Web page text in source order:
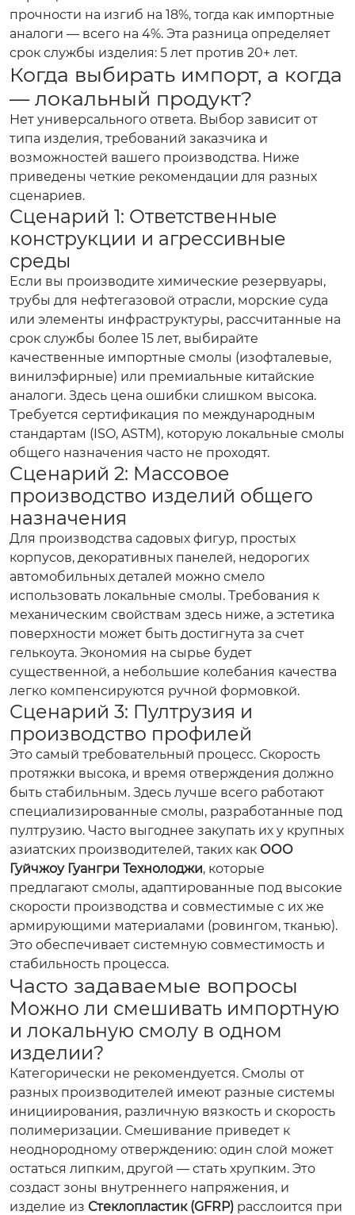
прочности на изгиб на 18%, тогда как импортные
аналоги — всего на 4%. Эта разница определяет
срок службы изделия: 5 лет против 20+ лет.
Когда выбирать импорт, а когда
— локальный продукт?
Нет универсального ответа. Выбор зависит от
типа изделия, требований заказчика и
возможностей вашего производства. Ниже
приведены четкие рекомендации для разных
сценариев.
Сценарий 1: Ответственные
конструкции и агрессивные
среды
Если вы производите химические резервуары,
трубы для нефтегазовой отрасли, морские суда
или элементы инфраструктуры, рассчитанные на
срок службы более 15 лет, выбирайте
качественные импортные смолы (изофталевые,
винилэфирные) или премиальные китайские
аналоги. Здесь цена ошибки слишком высока.
Требуется сертификация по международным
стандартам (ISO, ASTM), которую локальные смолы
общего назначения часто не проходят.
Сценарий 2: Массовое
производство изделий общего
назначения
Для производства садовых фигур, простых
корпусов, декоративных панелей, недорогих
автомобильных деталей можно смело
использовать локальные смолы. Требования к
механическим свойствам здесь ниже, а эстетика
поверхности может быть достигнута за счет
гелькоута. Экономия на сырье будет
существенной, а небольшие колебания качества
легко компенсируются ручной формовкой.
Сценарий 3: Пултрузия и
производство профилей
Это самый требовательный процесс. Скорость
протяжки высока, и время отверждения должно
быть стабильным. Здесь лучше всего работают
специализированные смолы, разработанные под
пултрузию. Часто выгоднее закупать их у крупных
азиатских производителей, таких как ООО
Гуйчжоу Гуангри Технолоджи, которые
предлагают смолы, адаптированные под высокие
скорости производства и совместимые с их же
армирующими материалами (ровингом, тканью).
Это обеспечивает системную совместимость и
стабильность процесса.
Часто задаваемые вопросы
Можно ли смешивать импортную
и локальную смолу в одном
изделии?
Категорически не рекомендуется. Смолы от
разных производителей имеют разные системы
инициирования, различную вязкость и скорость
полимеризации. Смешивание приведет к
неоднородному отверждению: один слой может
остаться липким, другой — стать хрупким. Это
создаст зоны внутреннего напряжения, и
изделие из Стеклопластик (GFRP) расслоится при